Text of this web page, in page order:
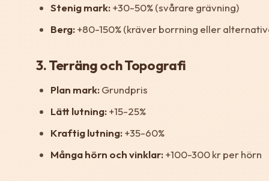
Stenig mark:+30-50% (svårare grävning)
Berg:+80-150% (kräver borrning eller
3. Terräng och Topografi
Plan mark:Grundpris
Lätt lutning:+15-25%
Kraftig lutning:+35-60%
Många hörn och vinklar:+100-300 kr per hörn